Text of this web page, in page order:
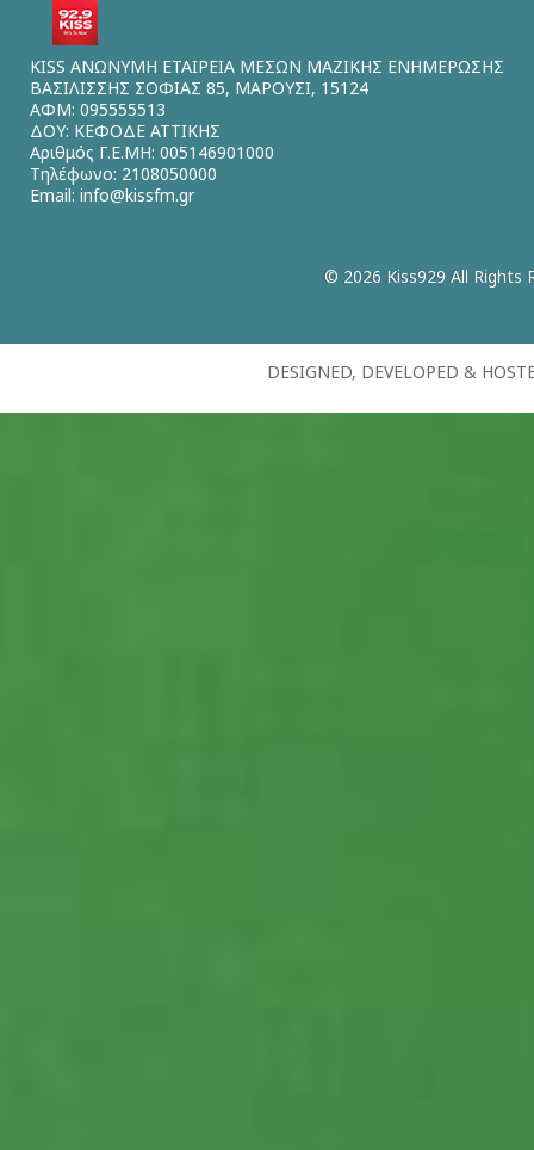
KISS ΑΝΩΝΥΜΗ ΕΤΑΙΡΕΙΑ ΜΕΣΩΝ ΜΑΖΙΚΗΣ ΕΝΗΜΕΡΩΣΗΣ
ΒΑΣΙΛΙΣΣΗΣ ΣΟΦΙΑΣ 85, ΜΑΡΟΥΣΙ, 15124
ΑΦΜ: 095555513
ΔΟΥ: ΚΕΦΟΔΕ ΑΤΤΙΚΗΣ
Αριθμός Γ.Ε.ΜΗ: 005146901000
Τηλέφωνο: 2108050000
Email: info@kissfm.gr
© 2026 Kiss929 All Rights
DESIGNED, DEVELOPED &